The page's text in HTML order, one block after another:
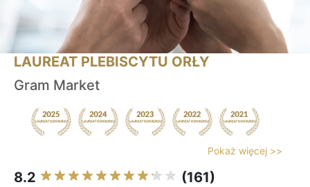
LAUREAT PLEBISCYTU ORŁY
Gram Market
Pokaż więcej >>
8.2 (161)